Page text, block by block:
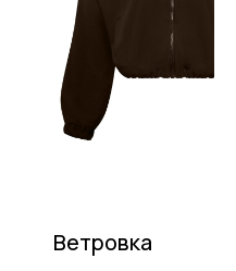
Ветровка